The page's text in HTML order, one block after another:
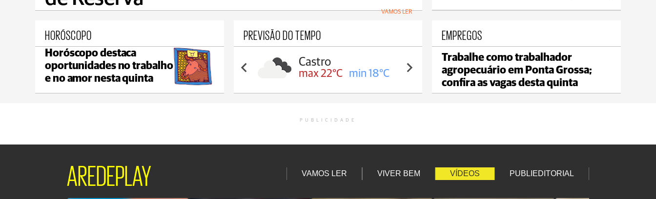
VAMOS LER
HORÓSCOPO
Horóscopo destaca
oportunidades no trabalho
e no amor nesta quinta
PREVISÃO DO TEMPO
Castro
max 22°C min 18°C
Carambeí
max 21°C min 18°C
Jaguariaíva
max 22°C min 19°C
EMPREGOS
Trabalhe como trabalhador
agropecuário em Ponta Grossa;
confira as vagas desta quinta
PUBLICIDADE
AREDEPLAY VAMOS LER VIVER BEM VÍDEOS PUBLIEDITORIAL